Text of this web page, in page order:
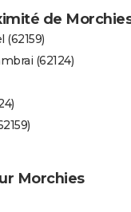
de
(62159)
(62124)
Morchies